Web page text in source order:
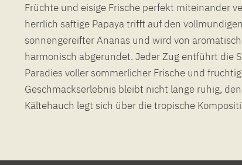
Früchte und eisige Frische perfekt miteinander
herrlich saftige Papaya trifft auf den
sonnengereifter Ananas und wird von
harmonisch abgerundet. Jeder Zug entführt die
Paradies voller sommerlicher Frische und
Geschmackserlebnis bleibt nicht lange ruhig,
Kältehauch legt sich über die tropische